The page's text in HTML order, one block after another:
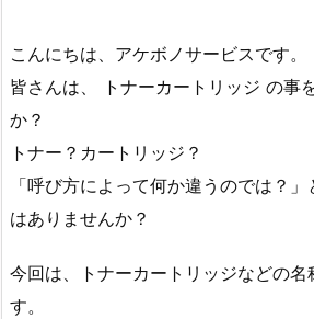
こんにちは、アケボノサービスです。
皆さんは、 トナーカートリッジ の事
か？
トナー？カートリッジ？
「呼び方によって何か違うのでは？
はありませんか？
今回は、トナーカートリッジなどの名
す。